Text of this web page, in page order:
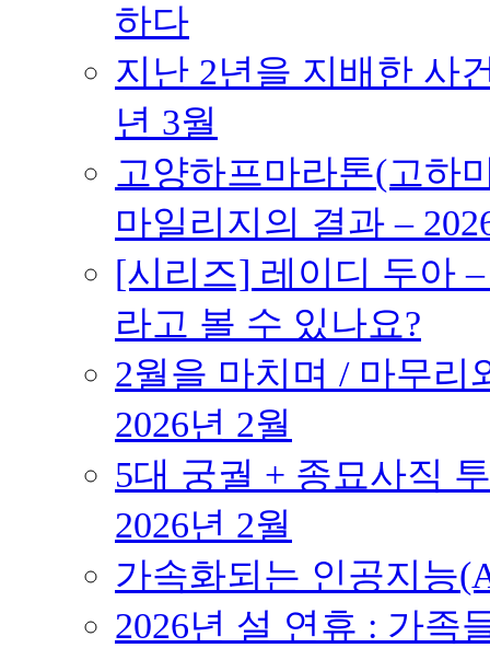
하다
지난 2년을 지배한 사
년 3월
고양하프마라톤(고하
마일리지의 결과 –
[시리즈] 레이디 두아
라고 볼 수 있나요?
2월을 마치며 / 마무리
2026년 2월
5대 궁궐 + 종묘사직
2026년 2월
가속화되는 인공지능
2026년 설 연휴 : 가족